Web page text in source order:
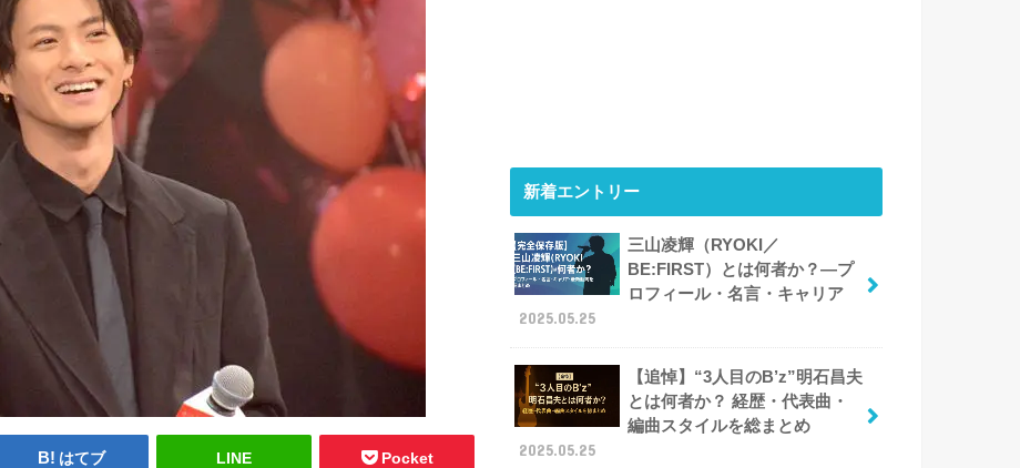
はてブ LINE Pocket
新着エントリー
三山凌輝（RYOKI／
BE:FIRST）とは何者か？―プ
ロフィール・名言・キャリア
2025.05.25
【追悼】“3人目のB’z”明石昌夫
とは何者か？ 経歴・代表曲・
編曲スタイルを総まとめ
2025.05.25